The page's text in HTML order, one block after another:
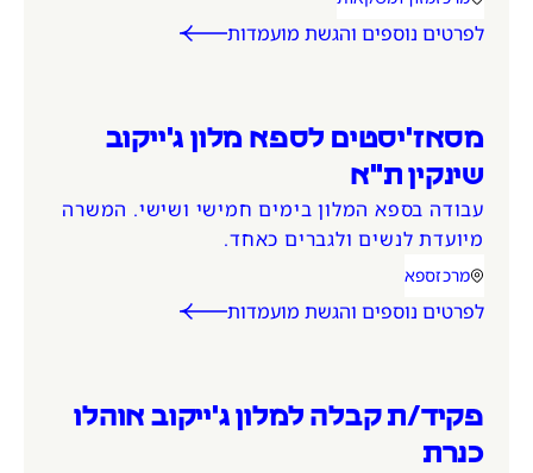
אזור המשרהקטגוריית משרה
לפרטים נוספים והגשת מועמדות
מסאז'יסטים לספא מלון ג'ייקוב
שינקין ת"א
עבודה בספא המלון בימים חמישי ושישי. המשרה
מיועדת לנשים ולגברים כאחד.
אזור המשרה
מרכזקטגוריית משרה
ספא
לפרטים נוספים והגשת מועמדות
פקיד/ת קבלה למלון ג'ייקוב אוהלו
כנרת